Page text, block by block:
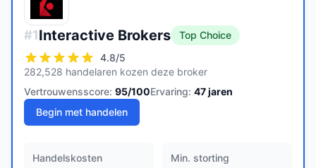
#1Interactive Brokers
Top Choice
4.8/5
282,528 handelaren kozen deze broker
Vertrouwensscore: 95/100Ervaring: 47jaren
Begin met handelen
Handelskosten
Min. storting